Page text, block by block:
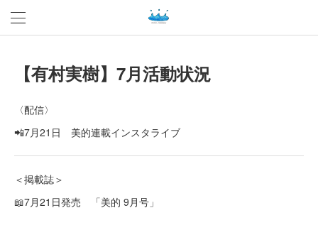
【有村実樹】7月活動状況
〈配信〉
📲7月21日 美的連載インスタライブ
＜掲載誌＞
📖7月21日発売 「美的 9月号」